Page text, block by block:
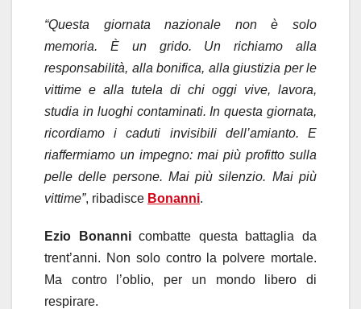
“Questa giornata nazionale non è solo
memoria. È un grido. Un richiamo alla
responsabilità, alla bonifica, alla giustizia per le
vittime e alla tutela di chi oggi vive, lavora,
studia in luoghi contaminati. In questa giornata,
ricordiamo i caduti invisibili dell’amianto. E
riaffermiamo un impegno: mai più profitto sulla
pelle delle persone. Mai più silenzio. Mai più
vittime”, ribadisce Bonanni.
Ezio Bonannicombatte questa battaglia da
trent’anni. Non solo contro la polvere mortale.
Ma contro l’oblio, per un mondo libero di
respirare.